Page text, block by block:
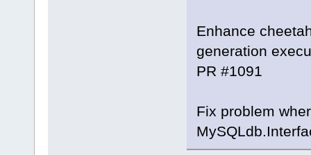
Enhance
generation
PR #1091
Fix problem